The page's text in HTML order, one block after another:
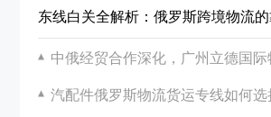
东线白关全解析：俄罗斯跨境物流
中俄经贸合作深化，广州立德国际
汽配件俄罗斯物流货运专线如何